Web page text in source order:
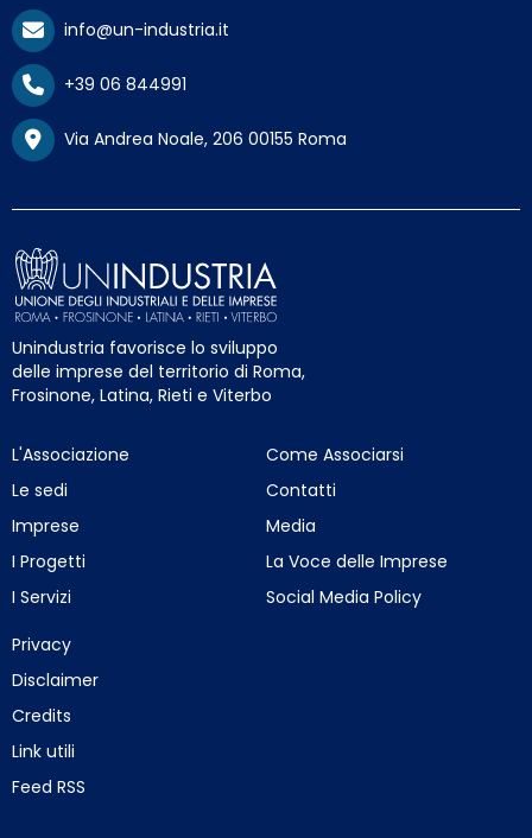
info@un-industria.it
+39 06 844991
Via Andrea Noale, 206 00155 Roma
Unindustria favorisce lo sviluppo
delle imprese del territorio di Roma,
Frosinone, Latina, Rieti e Viterbo
L'Associazione
Le sedi
Imprese
I Progetti
I Servizi
Come Associarsi
Contatti
Media
La Voce delle Imprese
Social Media Policy
Privacy
Disclaimer
Credits
Link utili
Feed RSS